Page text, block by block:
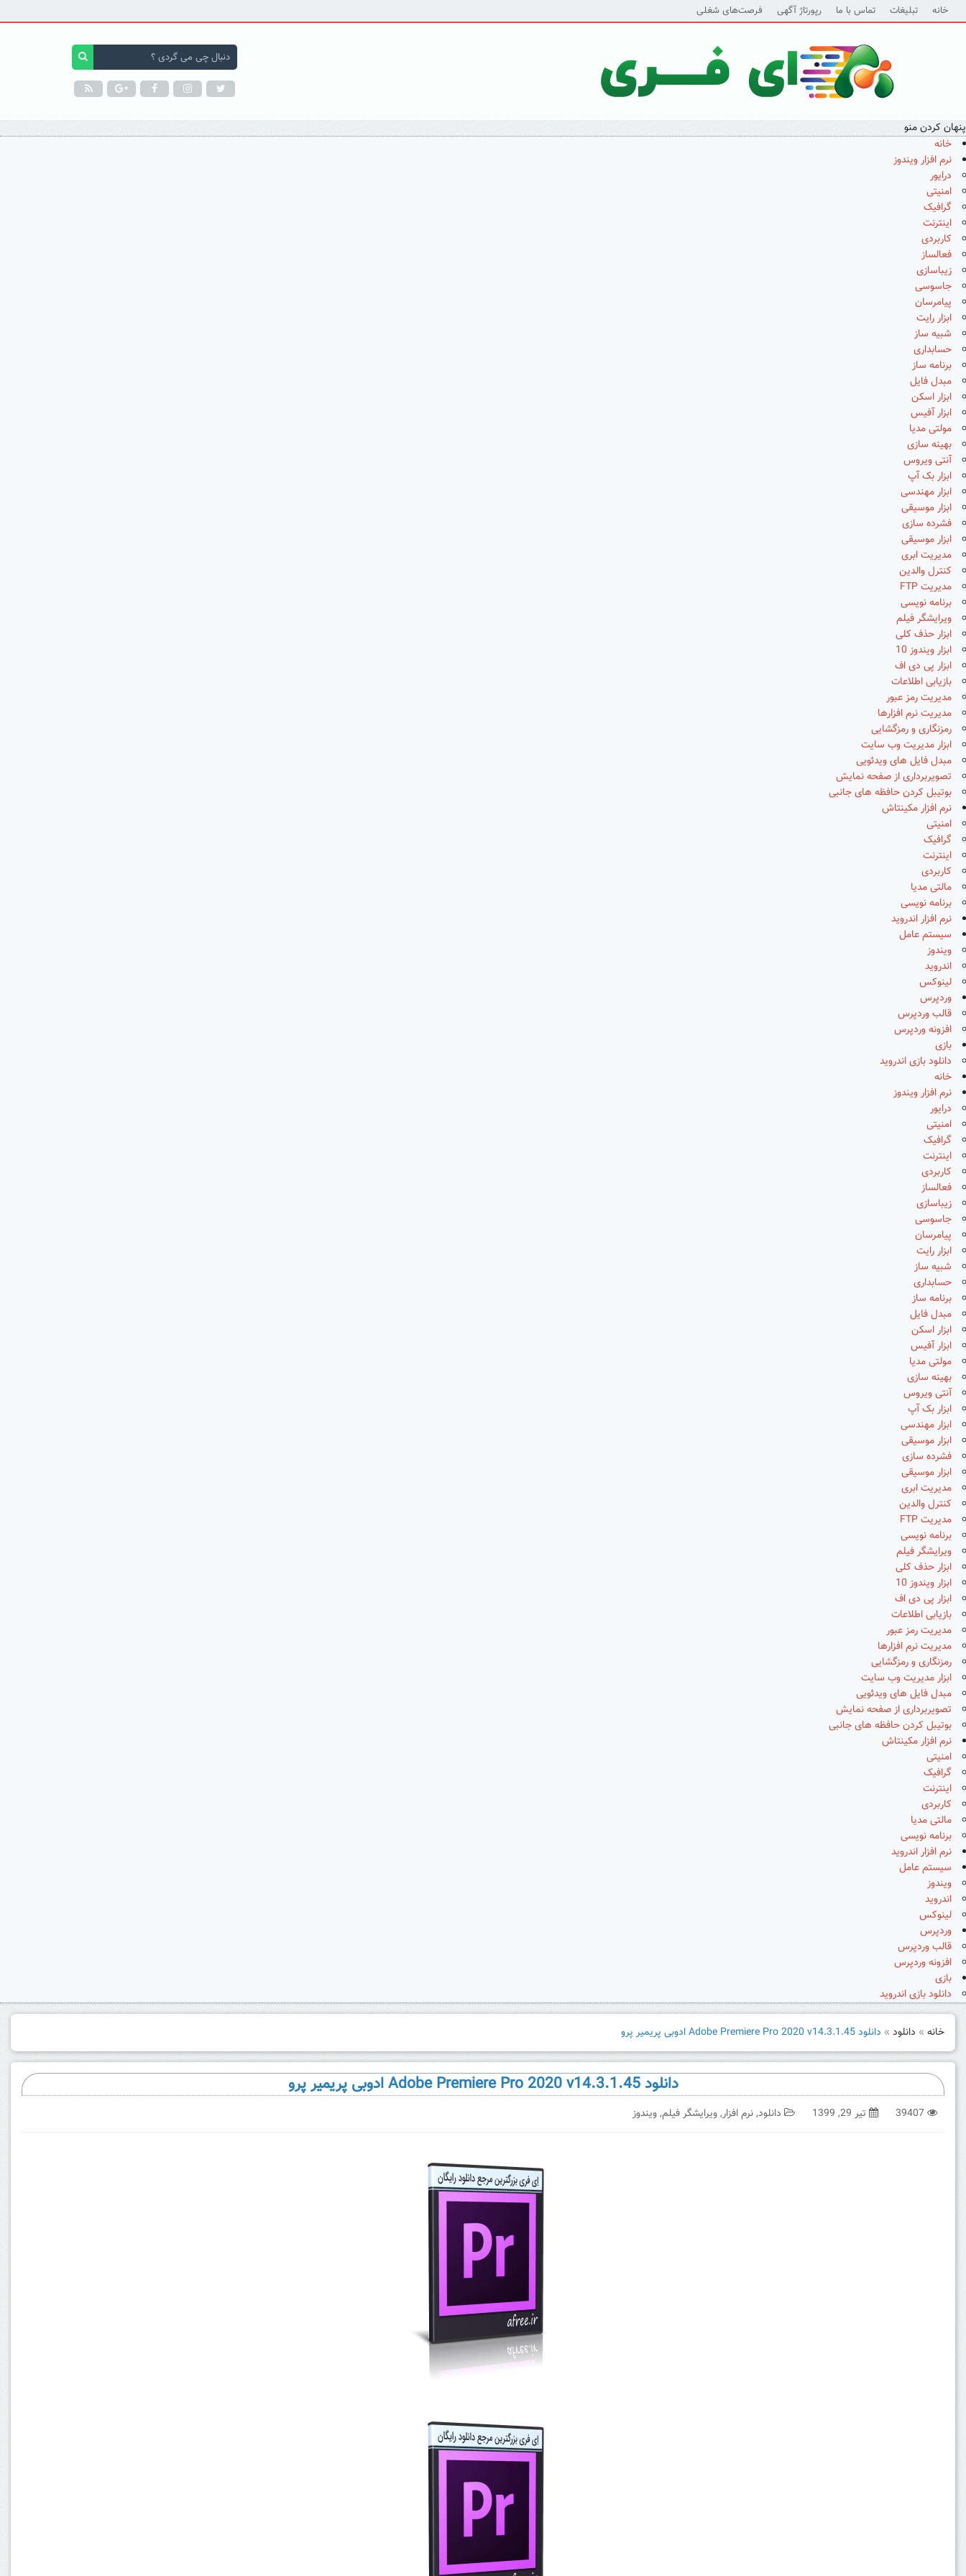
خانه تبلیغات تماس با ما رپورتاژ آگهی فرصت‌های شغلی
پنهان کردن منو
خانه
نرم افزار ویندوز
درایور
امنیتی
گرافیک
اینترنت
کاربردی
فعالساز
زیباسازی
جاسوسی
پیامرسان
ابزار رایت
شبیه ساز
حسابداری
برنامه ساز
مبدل فایل
ابزار اسکن
ابزار آفیس
مولتی مدیا
بهینه سازی
آنتی ویروس
ابزار بک آپ
ابزار مهندسی
ابزار موسیقی
فشرده سازی
ابزار موسیقی
مدیریت ابری
کنترل والدین
مدیریت FTP
برنامه نویسی
ویرایشگر فیلم
ابزار حذف کلی
ابزار ویندوز 10
ابزار پی دی اف
بازیابی اطلاعات
مدیریت رمز عبور
مدیریت نرم افزارها
رمزنگاری و رمزگشایی
ابزار مدیریت وب سایت
مبدل فایل های ویدئویی
تصویربرداری از صفحه نمایش
بوتیبل کردن حافظه های جانبی
نرم افزار مکینتاش
امنیتی
گرافیک
اینترنت
کاربردی
مالتی مدیا
برنامه نویسی
نرم افزار اندروید
سیستم عامل
ویندوز
اندروید
لینوکس
وردپرس
قالب وردپرس
افزونه وردپرس
بازی
دانلود بازی اندروید
خانه
نرم افزار ویندوز
درایور
امنیتی
گرافیک
اینترنت
کاربردی
فعالساز
زیباسازی
جاسوسی
پیامرسان
ابزار رایت
شبیه ساز
حسابداری
برنامه ساز
مبدل فایل
ابزار اسکن
ابزار آفیس
مولتی مدیا
بهینه سازی
آنتی ویروس
ابزار بک آپ
ابزار مهندسی
ابزار موسیقی
فشرده سازی
ابزار موسیقی
مدیریت ابری
کنترل والدین
مدیریت FTP
برنامه نویسی
ویرایشگر فیلم
ابزار حذف کلی
ابزار ویندوز 10
ابزار پی دی اف
بازیابی اطلاعات
مدیریت رمز عبور
مدیریت نرم افزارها
رمزنگاری و رمزگشایی
ابزار مدیریت وب سایت
مبدل فایل های ویدئویی
تصویربرداری از صفحه نمایش
بوتیبل کردن حافظه های جانبی
نرم افزار مکینتاش
امنیتی
گرافیک
اینترنت
کاربردی
مالتی مدیا
برنامه نویسی
نرم افزار اندروید
سیستم عامل
ویندوز
اندروید
لینوکس
وردپرس
قالب وردپرس
افزونه وردپرس
بازی
دانلود بازی اندروید
خانه » دانلود » دانلود Adobe Premiere Pro 2020 v14.3.1.45 ادوبی پریمیر پرو
دانلود Adobe Premiere Pro 2020 v14.3.1.45 ادوبی پریمیر پرو
39407 تیر 29, 1399 دانلود,نرم افزار,ویرایشگر فیلم,ویندوز